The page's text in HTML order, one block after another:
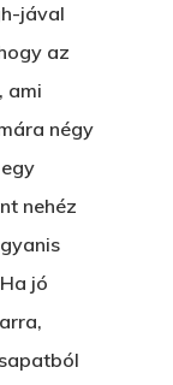
jával
az
ami
négy
nehéz
jó
– Karácsonyi
Fejezet
Szégyen Az
A Balta
Gyuri
At This!
an optional,
off canvas